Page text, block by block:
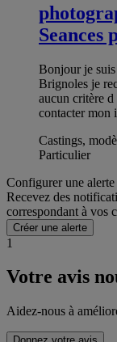
Seances
Bonjour je suis
Brignoles je
aucun critère d
contacter mon
Castings,
Particulier
Configurer une alerte
Recevez des
correspondant à vos
Créer une alerte
1
Votre avis
Aidez-nous à